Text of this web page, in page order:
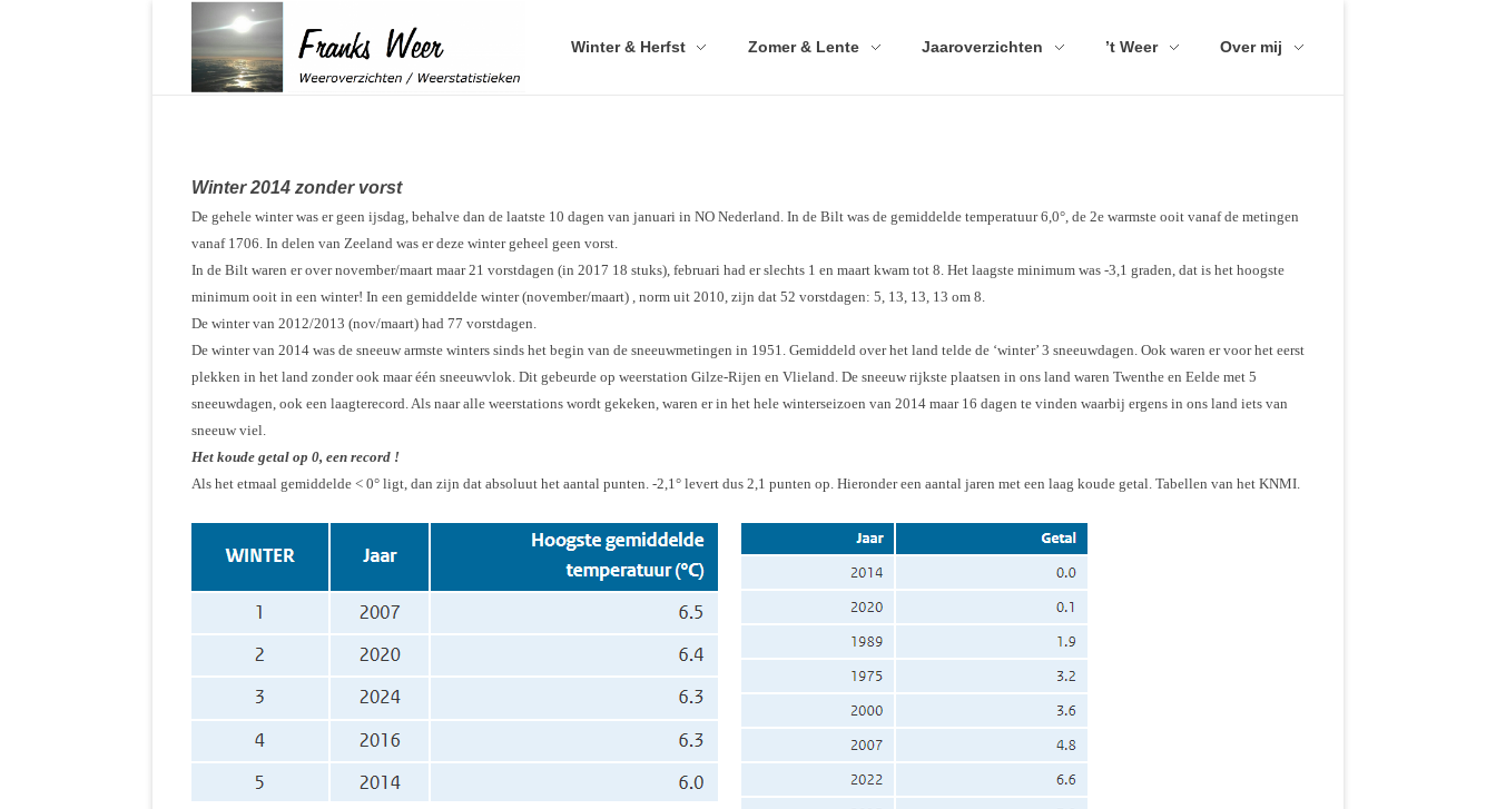
Winter & Herfst Zomer & Lente Jaaroverzichten ’t Weer Over mij
Winter 2014 zonder vorst
De gehele winter was er geen ijsdag, behalve dan de laatste 10 dagen van januari in NO Nederland. In de Bilt was de gemiddelde temperatuur 6,0°, de 2e warmste ooit vanaf de metingen
vanaf 1706. In delen van Zeeland was er deze winter geheel geen vorst.
In de Bilt waren er over november/maart maar 21 vorstdagen (in 2017 18 stuks), februari had er slechts 1 en maart kwam tot 8. Het laagste minimum was -3,1 graden, dat is het hoogste
minimum ooit in een winter! In een gemiddelde winter (november/maart) , norm uit 2010, zijn dat 52 vorstdagen: 5, 13, 13, 13 om 8.
De winter van 2012/2013 (nov/maart) had 77 vorstdagen.
De winter van 2014 was de sneeuw armste winters sinds het begin van de sneeuwmetingen in 1951. Gemiddeld over het land telde de ‘winter’ 3 sneeuwdagen. Ook waren er voor het eerst
plekken in het land zonder ook maar één sneeuwvlok. Dit gebeurde op weerstation Gilze-Rijen en Vlieland. De sneeuw rijkste plaatsen in ons land waren Twenthe en Eelde met 5
sneeuwdagen, ook een laagterecord. Als naar alle weerstations wordt gekeken, waren er in het hele winterseizoen van 2014 maar 16 dagen te vinden waarbij ergens in ons land iets van
sneeuw viel.
Het koude getal op 0, een record !
Als het etmaal gemiddelde < 0° ligt, dan zijn dat absoluut het aantal punten. -2,1° levert dus 2,1 punten op. Hieronder een aantal jaren met een laag koude getal. Tabellen van het KNMI.